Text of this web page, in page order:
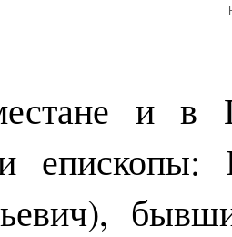
и в
епископы: